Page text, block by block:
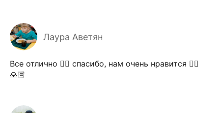
Лаура Аветян
Все отлично 👍🏻 спасибо, нам очень нравится 👍🏻
🙏🏻